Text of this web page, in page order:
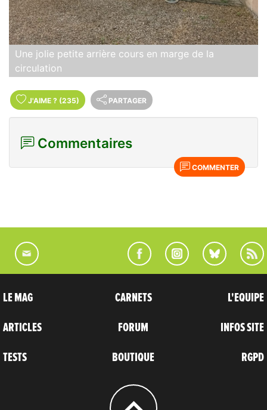
Une jolie petite arrière cours en marge de la
circulation
J'AIME ? (235) PARTAGER
Commentaires
COMMENTER
LE MAG
ARTICLES
TESTS
CARNETS
FORUM
BOUTIQUE
L'EQUIPE
INFOS SITE
RGPD